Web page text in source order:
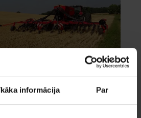
informācija Par
specializēto tiešās